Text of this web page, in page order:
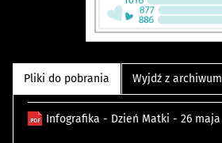
Pliki do pobrania Wyjdź z archiwum
Infografika - Dzień Matki - 26 maja